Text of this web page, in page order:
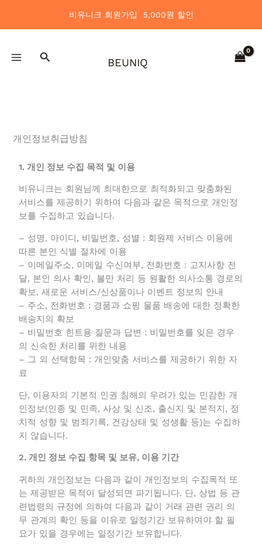
츠
비유니크 회원가입 5,000원 할인
검
BEUNIQ
개인정보취급방침
1. 개인 정보 수집 목적 및 이용
비유니크는 회원님께 최대한으로 최적화되고 맞춤화된
서비스를 제공하기 위하여 다음과 같은 목적으로 개인
정보를 수집하고 있습니다.
– 성명, 아이디, 비밀번호, 성별 : 회원제 서비스 이용에
따른 본인 식별 절차에 이용
– 이메일주소, 이메일 수신여부, 전화번호 : 고지사항
전달, 본인 의사 확인, 불만 처리 등 원활한 의사소통 경
로의 확보, 새로운 서비스/신상품이나 이벤트 정보의
안내
– 주소, 전화번호 : 경품과 쇼핑 물품 배송에 대한 정확
한 배송지의 확보
– 비밀번호 힌트용 질문과 답변 : 비밀번호를 잊은 경
우의 신속한 처리를 위한 내용
– 그 외 선택항목 : 개인맞춤 서비스를 제공하기 위한
단, 이용자의 기본적 인권 침해의 우려가 있는 민감한
개인정보(인종 및 민족, 사상 및 신조, 출신지 및 본적
지, 정치적 성향 및 범죄기록, 건강상태 및 성생활 등)는
귀하의 개인정보는 다음과 같이 개인정보의 수집목적
또는 제공받은 목적이 달성되면 파기됩니다. 단, 상법
등 관련법령의 규정에 의하여 다음과 같이 거래 관련
권리 의무 관계의 확인 등을 이유로 일정기간 보유하여